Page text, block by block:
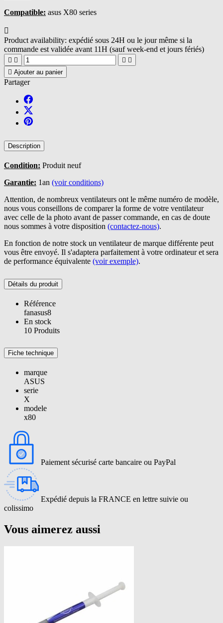
Compatible: asus X80 series

Product availability: expédié sous 24H ou le jour même si la
commande est validée avant 11H (sauf week-end et jours fériés)
   
 Ajouter au panier
Partager
Description
Condition: Produit neuf
Garantie: 1an (voir conditions)
Attention, de nombreux ventilateurs ont le même numéro de modèle,
nous vous conseillons de comparer la forme de votre ventilateur
avec celle de la photo avant de passer commande, en cas de doute
nous sommes à votre disposition (contactez-nous).
En fonction de notre stock un ventilateur de marque différente peut
vous être envoyé. Il s'adaptera parfaitement à votre ordinateur et sera
de performance équivalente (voir exemple).
Détails du produit
Référence
fanasus8
En stock
10 Produits
Fiche technique
marque
ASUS
serie
X
modele
x80
Paiement sécurisé carte bancaire ou PayPal
Expédié depuis la FRANCE en lettre suivie ou
colissimo
Vous aimerez aussi